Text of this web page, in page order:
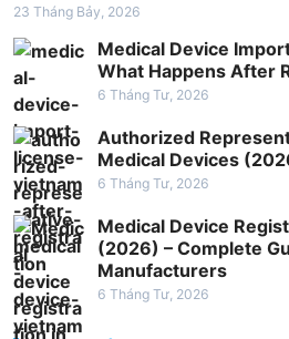
23 Tháng Bảy, 2026
Medical Device
What Happens After
6 Tháng Tư, 2026
Authorized
Medical Devices
6 Tháng Tư, 2026
Medical Device
(2026) – Complete
Manufacturers
6 Tháng Tư, 2026